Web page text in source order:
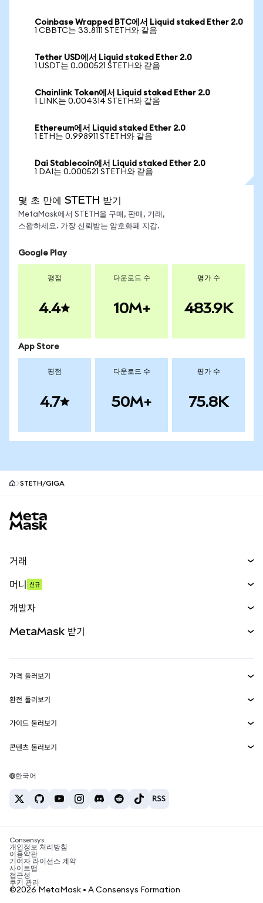
Coinbase Wrapped BTC에서 Liquid staked Ether 2.0
1 CBBTC는 33.8111 STETH와 같음
Tether USD에서 Liquid staked Ether 2.0
1 USDT는 0.000521 STETH와 같음
Chainlink Token에서 Liquid staked Ether 2.0
1 LINK는 0.004314 STETH와 같음
Ethereum에서 Liquid staked Ether 2.0
1 ETH는 0.998911 STETH와 같음
Dai Stablecoin에서 Liquid staked Ether 2.0
1 DAI는 0.000521 STETH와 같음
몇 초 만에 STETH 받기
MetaMask에서 STETH을 구매, 판매, 거래,
스왑하세요. 가장 신뢰받는 암호화폐 지갑.
Google Play
평점
4.4
다운로드 수
10M+
평가 수
483.9K
App Store
평점
4.7
다운로드 수
50M+
평가 수
75.8K
STETH/GIGA
거래
무기한 선물
실물자산
머니 신규
개발자
MetaMask Connect
Snaps
웹3 서비스
MetaMask 받기
보안
고객 지원
채용
가격 둘러보기
이더리움 가격
솔라나 가격
테더 가격
환전 둘러보기
ETH를 USD로 환전
USDT를 INR로 환전
BTC를 INR로 환전
ETH를 USDT로 환전
가이드 둘러보기
ETH 매수
USDT 매수
SHIB 매수
BNB 매수
콘텐츠 둘러보기
솔라나 지갑
암호화폐 세금 뉴스
암호화폐 매수 방법
비트코인 매도 방법
한국어
Consensys
개인정보 처리방침
이용약관
기여자 라이선스 계약
사이트맵
접근성
쿠키 관리
©2026 MetaMask • A Consensys Formation